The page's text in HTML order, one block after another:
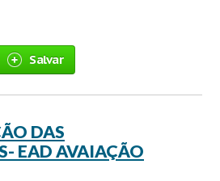
Salvar
DAS
EAD AVAIAÇÃO